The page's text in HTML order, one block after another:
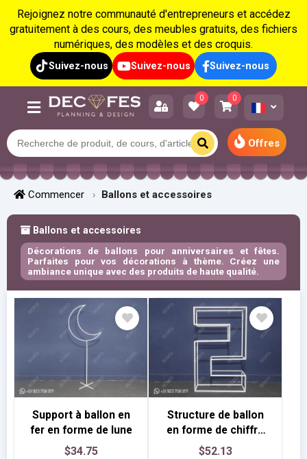
Rejoignez notre communauté d'entrepreneurs et accédez
gratuitement à des cours, des meubles gratuits, des fichiers
numériques, des modèles et des croquis.
Suivez-nous Suivez-nous Suivez-nous
0 0
Offres
Commencer Ballons et accessoires
Ballons et accessoires
Décorations de ballons pour anniversaires et fêtes.
Parfaites pour vos décorations à thème. Créez une
ambiance unique avec des produits de haute qualité.
Support à ballon en
fer en forme de lune
$34.75
Structure de ballon
en forme de chiffre
3D
$52.13